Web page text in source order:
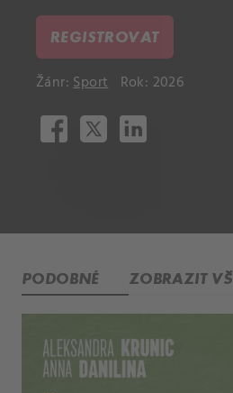
REGISTROVAT
Žánr:Sport Rok: 2026
PODOBNÉ ZOBRAZIT